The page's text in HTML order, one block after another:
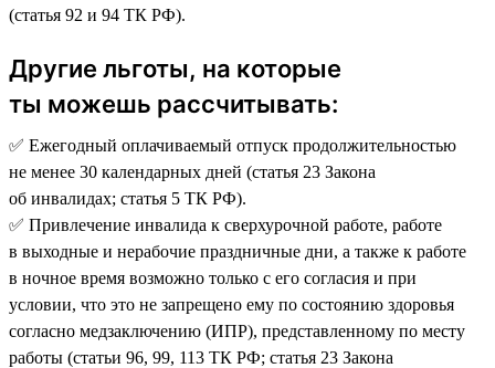
(статья 92 и 94 ТК РФ).
Другие льготы, на которые
ты можешь рассчитывать:
✅ Ежегодный оплачиваемый отпуск продолжительностью
не менее 30 календарных дней (статья 23 Закона
об инвалидах; статья 5 ТК РФ).
✅ Привлечение инвалида к сверхурочной работе, работе
в выходные и нерабочие праздничные дни, а также к работе
в ночное время возможно только с его согласия и при
условии, что это не запрещено ему по состоянию здоровья
согласно медзаключению (ИПР), представленному по месту
работы (статьи 96, 99, 113 ТК РФ; статья 23 Закона